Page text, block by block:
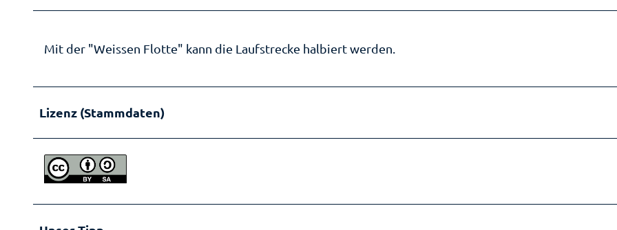
Mit der "Weissen Flotte" kann die Laufstrecke halbiert werden.
Lizenz (Stammdaten)